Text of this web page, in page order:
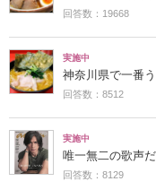
回答数：19668
実施中
神奈川県で一番
回答数：8512
実施中
唯一無二の歌声
回答数：8129